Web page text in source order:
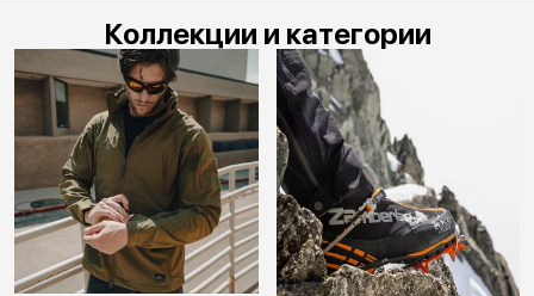
Коллекции и категории